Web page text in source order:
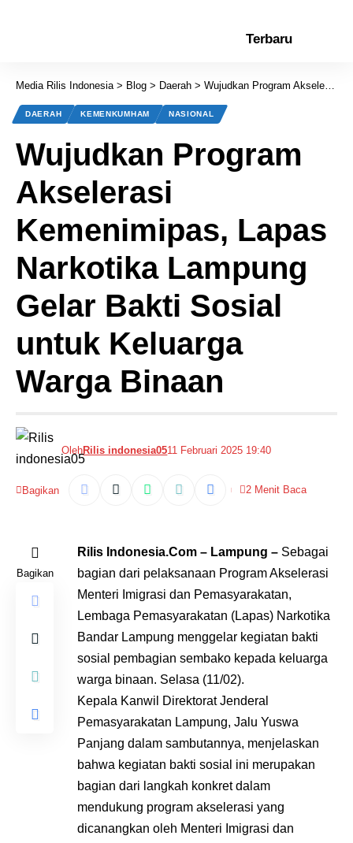
Terbaru
Media Rilis Indonesia> Blog > Daerah > Wujudkan Program Akselerasi Kemenimipas, Lapas Narkotika Lampung Gelar Bakti Sosial untuk Keluarga Warga Binaan
DAERAH KEMENKUMHAM NASIONAL
Wujudkan Program
Akselerasi
Kemenimipas, Lapas
Narkotika Lampung
Gelar Bakti Sosial
untuk Keluarga
Warga Binaan
OlehRilis indonesia0511 Februari 2025 19:40
Bagikan 2 Menit Baca
Bagikan
Rilis Indonesia.Com – Lampung – Sebagai
bagian dari pelaksanaan Program Akselerasi
Menteri Imigrasi dan Pemasyarakatan,
Lembaga Pemasyarakatan (Lapas) Narkotika
Bandar Lampung menggelar kegiatan bakti
sosial pembagian sembako kepada keluarga
warga binaan. Selasa (11/02).
Kepala Kanwil Direktorat Jenderal
Pemasyarakatan Lampung, Jalu Yuswa
Panjang dalam sambutannya, menjelaskan
bahwa kegiatan bakti sosial ini merupakan
bagian dari langkah konkret dalam
mendukung program akselerasi yang
dicanangkan oleh Menteri Imigrasi dan